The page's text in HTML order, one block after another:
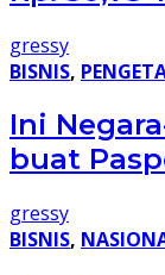
gressy
BISNIS,
Ini
buat
gressy
BISNIS,